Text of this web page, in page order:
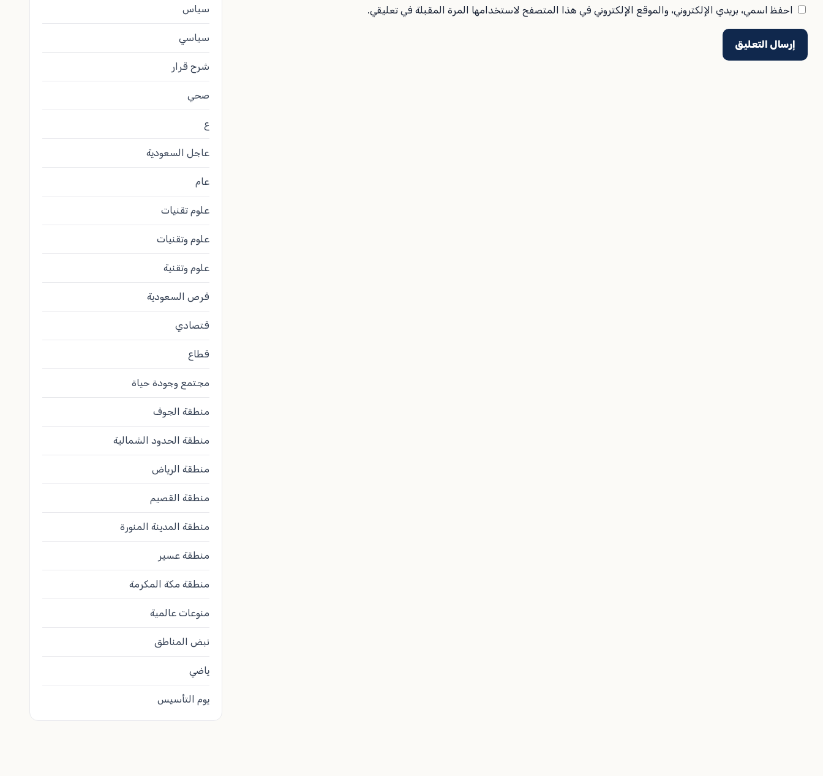
احفظ اسمي، بريدي الإلكتروني، والموقع الإلكتروني في هذا المتصفح لاستخدامها المرة المقبلة في تعليقي. سياس
سياسي
شرح قرار
صحي
ع
عاجل السعودية
عام
علوم تقنيات
علوم وتقنيات
علوم وتقنية
فرص السعودية
قتصادي
قطاع
مجتمع وجودة حياة
منطقة الجوف
منطقة الحدود الشمالية
منطقة الرياض
منطقة القصيم
منطقة المدينة المنورة
منطقة عسير
منطقة مكة المكرمة
منوعات عالمية
نبض المناطق
ياضي
يوم التأسيس